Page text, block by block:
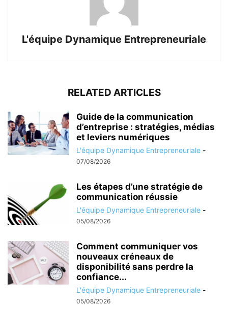
L'équipe Dynamique Entrepreneuriale
RELATED ARTICLES
Guide de la communication
d’entreprise : stratégies, médias
et leviers numériques
L'équipe Dynamique Entrepreneuriale -
07/08/2026
Les étapes d’une stratégie de
communication réussie
L'équipe Dynamique Entrepreneuriale -
05/08/2026
Comment communiquer vos
nouveaux créneaux de
disponibilité sans perdre la
confiance...
L'équipe Dynamique Entrepreneuriale -
05/08/2026